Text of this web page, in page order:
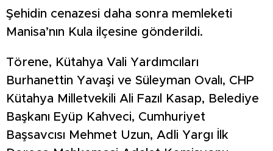
Şehidin cenazesi daha sonra memleketi
Manisa’nın Kula ilçesine gönderildi.
Törene, Kütahya Vali Yardımcıları
Burhanettin Yavaşi ve Süleyman Ovalı, CHP
Kütahya Milletvekili Ali Fazıl Kasap, Belediye
Başkanı Eyüp Kahveci, Cumhuriyet
Başsavcısı Mehmet Uzun, Adli Yargı İlk